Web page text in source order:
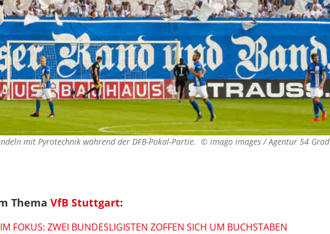
mit Pyrotechnik während der DFB-Pokal-Partie. © imago images / Agentur 54 Grad
Thema VfB Stuttgart:
FOKUS: ZWEI BUNDESLIGISTEN ZOFFEN SICH UM BUCHSTABEN